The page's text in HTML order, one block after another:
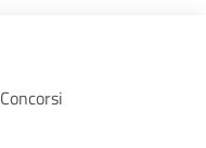
Concorsi